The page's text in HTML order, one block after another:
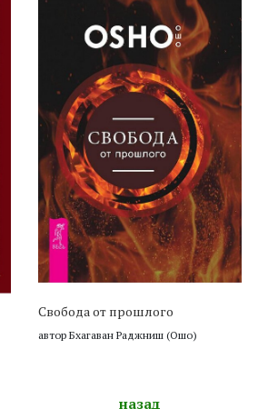
Свобода от прошлого
автор Бхагаван Раджниш (Ошо)
назад